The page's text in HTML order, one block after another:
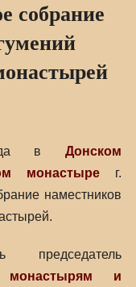
собрание
вДонском
монастыре г.
наместников
председатель
монастырям и